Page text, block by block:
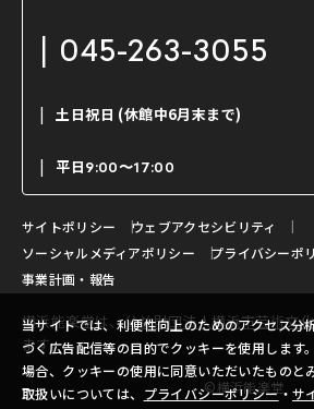
当サイトでは、利便性向上のためのアクセス分
づく広告配信等の目的でクッキーを使用します
場合、クッキーの使用に同意いただいたものと
取扱いについては、 プライバシーポリシー・サ
日本の古典芸能
チケット購入方法
ご寄附について
よくいただくご質問
お問い合わせ
045-263-3055
土日祝日 (休館中6月末まで)
平日9:00〜17:00
サイトポリシー
ウェブアクセシビリティ
ソーシャルメディアポリシー
プライバシーポ
事業計画・報告
横浜能楽堂は、公益財団法人横浜市芸術文
ます。
©横浜能楽堂